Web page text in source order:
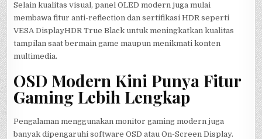
Selain kualitas visual, panel OLED modern juga mulai
membawa fitur anti-reflection dan sertifikasi HDR seperti
VESA DisplayHDR True Black untuk meningkatkan kualitas
tampilan saat bermain game maupun menikmati konten
multimedia.
OSD Modern Kini Punya Fitur
Gaming Lebih Lengkap
Pengalaman menggunakan monitor gaming modern juga
banyak dipengaruhi software OSD atau On-Screen Display.